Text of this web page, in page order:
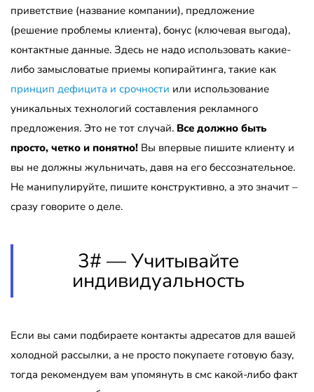
приветствие (название компании), предложение
(решение проблемы клиента), бонус (ключевая выгода),
контактные данные. Здесь не надо использовать какие-
либо замысловатые приемы копирайтинга, такие как
принцип дефицита и срочности или использование
уникальных технологий составления рекламного
предложения. Это не тот случай. Все должно быть
просто, четко и понятно! Вы впервые пишите клиенту и
вы не должны жульничать, давя на его бессознательное.
Не манипулируйте, пишите конструктивно, а это значит –
сразу говорите о деле.
3# — Учитывайте
индивидуальность
Если вы сами подбираете контакты адресатов для вашей
холодной рассылки, а не просто покупаете готовую базу,
тогда рекомендуем вам упомянуть в смс какой-либо факт